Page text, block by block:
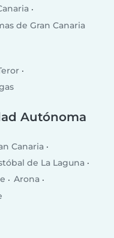
de Gran Canaria
Autónoma
Canaria
de La Laguna
Arona